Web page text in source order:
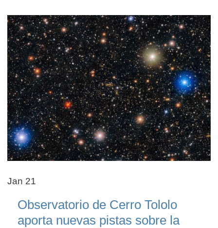
Jan 21
Observatorio de Cerro Tololo
aporta nuevas pistas sobre la